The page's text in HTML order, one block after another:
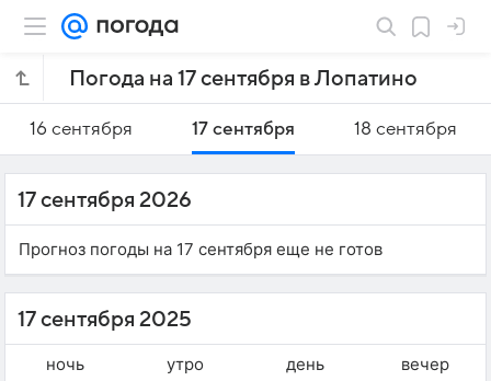
Погода на 17 сентября в Лопатино
16 сентября 17 сентября 18 сентября
17 сентября 2026
Прогноз погоды на 17 сентября еще не готов
17 сентября 2025
ночь утро день вечер